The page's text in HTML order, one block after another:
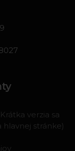
verzia sa
hlavnej stránke)